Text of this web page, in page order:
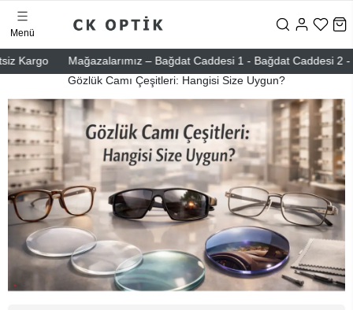
Mağazalarımız – Bağdat Caddesi 1 - Bağdat Caddesi 2 -
Menü
Gözlük Camı Çeşitleri: Hangisi Size Uygun?